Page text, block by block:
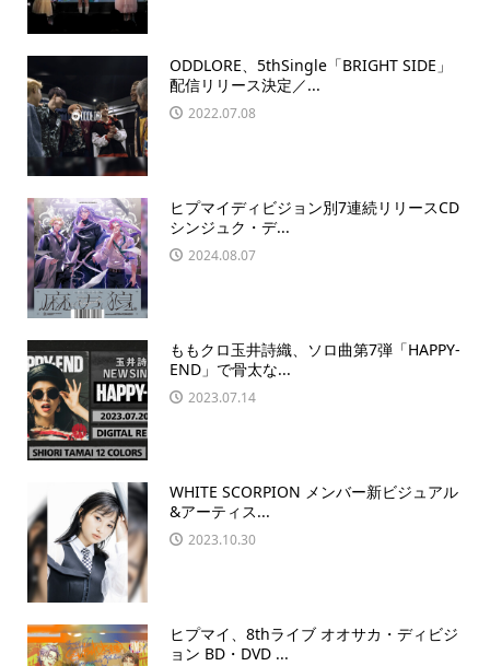
ODDLORE、5thSingle「BRIGHT SIDE」
配信リリース決定／...
2022.07.08
ヒプマイディビジョン別7連続リリースCD
シンジュク・デ...
2024.08.07
ももクロ玉井詩織、ソロ曲第7弾「HAPPY-
END」で骨太な...
2023.07.14
WHITE SCORPION メンバー新ビジュアル
&アーティス...
2023.10.30
ヒプマイ、8thライブ オオサカ・ディビジ
ョン BD・DVD ...